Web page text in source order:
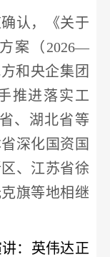
认，《关于
案（ 2026—
和央企集团
推进落实工
、湖北省等
深化国资国
、江苏省徐
旗等地相继
：英伟达正